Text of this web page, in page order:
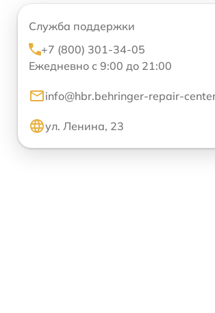
Служба поддержки
+7 (800) 301-34-05
Ежедневно с 9:00 до 21:00
info@hbr.behringer-repair-
ул. Ленина, 23